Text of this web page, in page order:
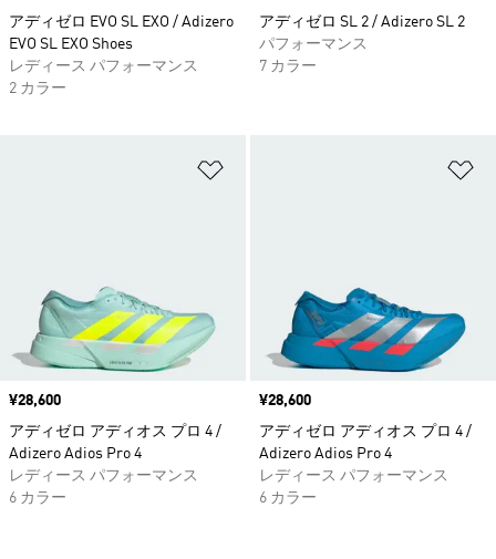
アディゼロ EVO SL EXO / Adizero
EVO SL EXO Shoes
レディース パフォーマンス
2 カラー
アディゼロ SL 2 / Adizero SL 2
パフォーマンス
7 カラー
価格
¥28,600
アディゼロ アディオス プロ 4 /
Adizero Adios Pro 4
レディース パフォーマンス
6 カラー
価格
¥28,600
アディゼロ アディオス プロ 4 /
Adizero Adios Pro 4
レディース パフォーマンス
6 カラー